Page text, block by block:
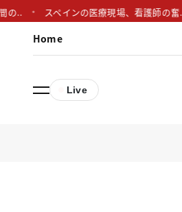
スペインの医療現場、看護師の奮..
Home
Live